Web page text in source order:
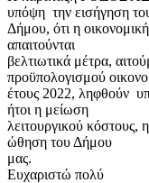
υπόψη την εισήγηση
Δήμου, ότι η
απαιτούνται
βελτιωτικά μέτρα,
προϋπολογισμού
έτους 2022, ληφθούν
ήτοι η μείωση
λειτουργικού κόστους,
ώθηση του Δήμου
μας.
Ευχαριστώ πολύ